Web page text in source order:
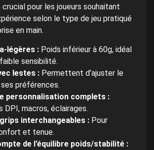
crucial pour les joueurs souhaitant
selon le type de jeu pratiqué
en main.
légères : Poids inférieur à 60g, idéal
sensibilité.
lestes : Permettent d’ajuster le
préférences.
personnalisation complets :
DPI, macros, éclairages.
interchangeables : Pour
et tenue.
de l’équilibre poids/stabilité :